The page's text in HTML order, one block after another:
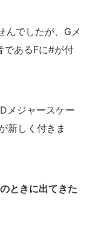
でしたが、Gメ
であるFに#が付
メジャースケー
新しく付きま
ときに出てきた